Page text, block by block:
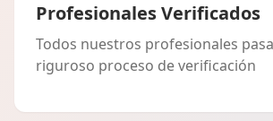
Profesionales Verificados
Todos nuestros profesionales
riguroso proceso de verificación